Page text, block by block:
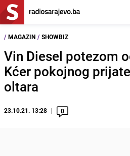
/ MAGAZIN / SHOWBIZ
Vin Diesel potezom
Kćer pokojnog
oltara
23.10.21. 13:28 0